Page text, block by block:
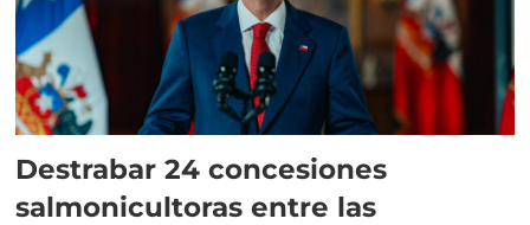
Destrabar 24 concesiones
salmonicultoras entre las